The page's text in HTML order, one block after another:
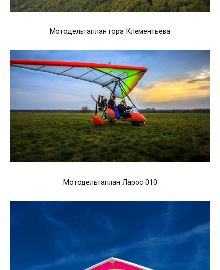
Мотодельтаплан гора Клементьева
Мотодельтаплан Ларос 010